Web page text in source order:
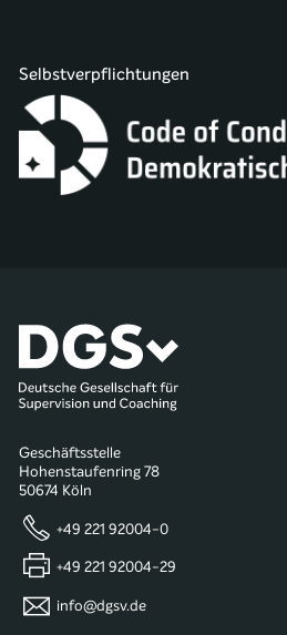
Selbstverpflichtungen
Geschäftsstelle
Hohenstaufenring 78
50674 Köln
+49 221 92004-0
+49 221 92004-29
info@dgsv.de